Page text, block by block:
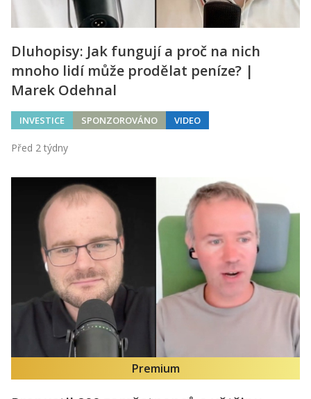
Dluhopisy: Jak fungují a proč na nich
mnoho lidí může prodělat peníze? |
Marek Odehnal
INVESTICE SPONZOROVÁNO VIDEO
Před 2 týdny
Premium